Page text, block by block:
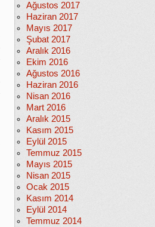
Ağustos 2017
Haziran 2017
Mayıs 2017
Şubat 2017
Aralık 2016
Ekim 2016
Ağustos 2016
Haziran 2016
Nisan 2016
Mart 2016
Aralık 2015
Kasım 2015
Eylül 2015
Temmuz 2015
Mayıs 2015
Nisan 2015
Ocak 2015
Kasım 2014
Eylül 2014
Temmuz 2014